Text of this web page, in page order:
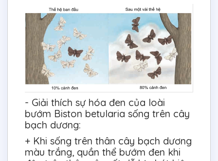
- Giải thích sự hóa đen của loài
bướm Biston betularia sống trên cây
bạch dương:
+ Khi sống trên thân cây bạch dương
màu trắng, quần thể bướm đen khi